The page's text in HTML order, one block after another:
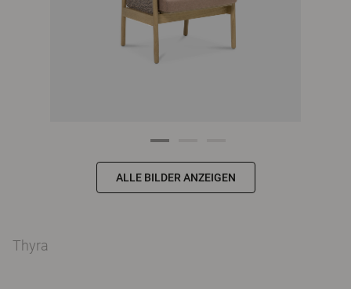
ALLE BILDER ANZEIGEN
Thyra